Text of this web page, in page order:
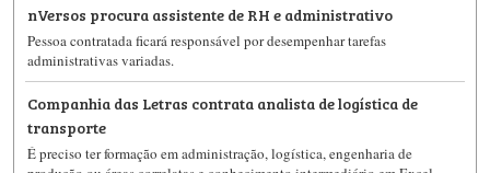
nVersos procura assistente de RH e administrativo
Pessoa contratada ficará responsável por desempenhar tarefas
administrativas variadas.
Companhia das Letras contrata analista de logística de
transporte
É preciso ter formação em administração, logística, engenharia de